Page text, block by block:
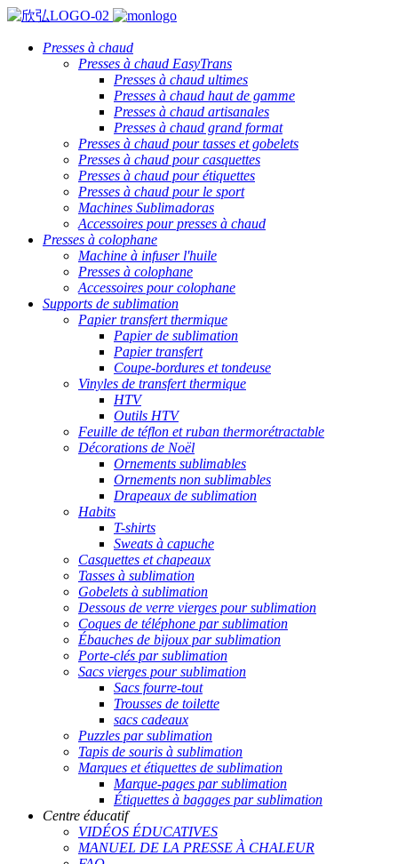
Presses à chaud
Presses à chaud EasyTrans
Presses à chaud ultimes
Presses à chaud haut de gamme
Presses à chaud artisanales
Presses à chaud grand format
Presses à chaud pour tasses et gobelets
Presses à chaud pour casquettes
Presses à chaud pour étiquettes
Presses à chaud pour le sport
Machines Sublimadoras
Accessoires pour presses à chaud
Presses à colophane
Machine à infuser l'huile
Presses à colophane
Accessoires pour colophane
Supports de sublimation
Papier transfert thermique
Papier de sublimation
Papier transfert
Coupe-bordures et tondeuse
Vinyles de transfert thermique
HTV
Outils HTV
Feuille de téflon et ruban thermorétractable
Décorations de Noël
Ornements sublimables
Ornements non sublimables
Drapeaux de sublimation
Habits
T-shirts
Sweats à capuche
Casquettes et chapeaux
Tasses à sublimation
Gobelets à sublimation
Dessous de verre vierges pour sublimation
Coques de téléphone par sublimation
Ébauches de bijoux par sublimation
Porte-clés par sublimation
Sacs vierges pour sublimation
Sacs fourre-tout
Trousses de toilette
sacs cadeaux
Puzzles par sublimation
Tapis de souris à sublimation
Marques et étiquettes de sublimation
Marque-pages par sublimation
Étiquettes à bagages par sublimation
Centre éducatif
VIDÉOS ÉDUCATIVES
MANUEL DE LA PRESSE À CHALEUR